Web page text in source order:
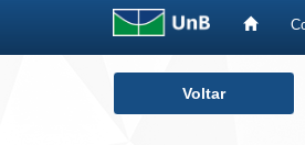
Voltar